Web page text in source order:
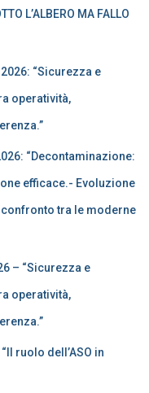
L’ALBERO MA FALLO
2026: “Sicurezza e
operatività,
“Decontaminazione:
efficace.- Evoluzione
tra le moderne
– “Sicurezza e
operatività,
ruolo dell’ASO in